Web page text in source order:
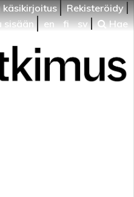
Rekisteröidy
sisään
en fi sv Hae